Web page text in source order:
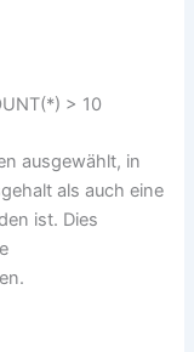
> 10
ausgewählt, in
als auch eine
ist. Dies